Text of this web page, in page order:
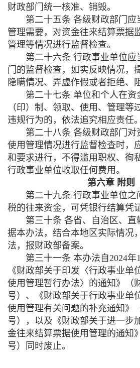
财政部门统一核准、销毁。
第二十五条 各级财政部门应
管理需要，对资金往来结算票据
管理等情况进行监督检查。
第二十六条 行政事业单位应
门的监督检查，如实反映情况，
隐瞒情况、弄虚作假或者拒绝、
第二十七条 单位和个人在资
（印）制、领取、使用、管理等
违规行为的，依法追究相应责任。
第二十八条 各级财政部门对
使用管理情况进行监督检查时，
和要求进行，不得滥用职权、徇
行政事业单位收取任何费用。
第六章 附则
第二十九条 行政事业单位之
税的往来资金，可凭银行结算凭
第三十条 各省、自治区、直
据本办法，结合本地区实际情况
法，报财政部备案。
第三十一条 本办法自2024年1
《财政部关于印发〈行政事业单
使用管理暂行办法〉的通知》（
号）、《财政部关于行政事业单
使用管理有关问题的补充通知》
号），以及《财政部关于进一步
金往来结算票据使用管理的通知
号）同时废止。